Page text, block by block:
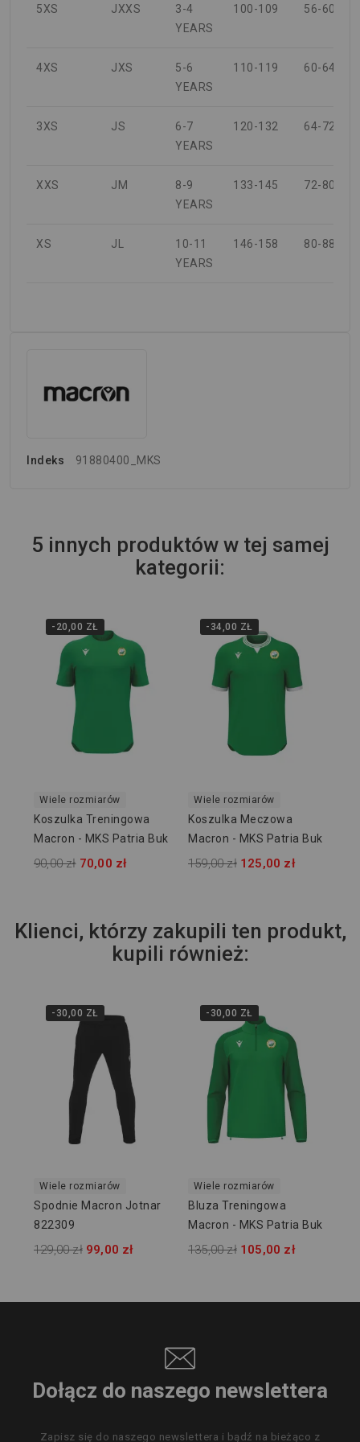
5XS JXXS
3-4
YEARS
100-109 56-60
4XS JXS
5-6
YEARS
110-119 60-64
3XS JS
6-7
YEARS
120-132 64-72
XXS JM
8-9
YEARS
133-145 72-80
XS JL
10-11
YEARS
146-158 80-88
Indeks 91880400_MKS
5 innych produktów w tej samej
kategorii:
-20,00 ZŁ
Wiele rozmiarów
Koszulka Treningowa
Macron - MKS Patria Buk
90,00 zł 70,00 zł
-34,00 ZŁ
Wiele rozmiarów
Koszulka Meczowa
Macron - MKS Patria Buk
159,00 zł 125,00 zł
Klienci, którzy zakupili ten produkt,
kupili również:
-30,00 ZŁ
Wiele rozmiarów
Spodnie Macron Jotnar
822309
129,00 zł 99,00 zł
-30,00 ZŁ
Wiele rozmiarów
Bluza Treningowa
Macron - MKS Patria Buk
135,00 zł 105,00 zł
Dołącz do naszego newslettera
Zapisz się do naszego newslettera i bądź na bieżąco z